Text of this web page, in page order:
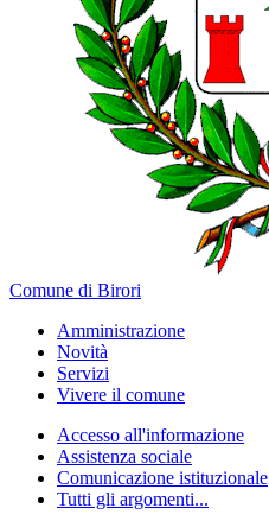
Comune di Birori
Amministrazione
Novità
Servizi
Vivere il comune
Accesso all'informazione
Assistenza sociale
Comunicazione istituzionale
Tutti gli argomenti...